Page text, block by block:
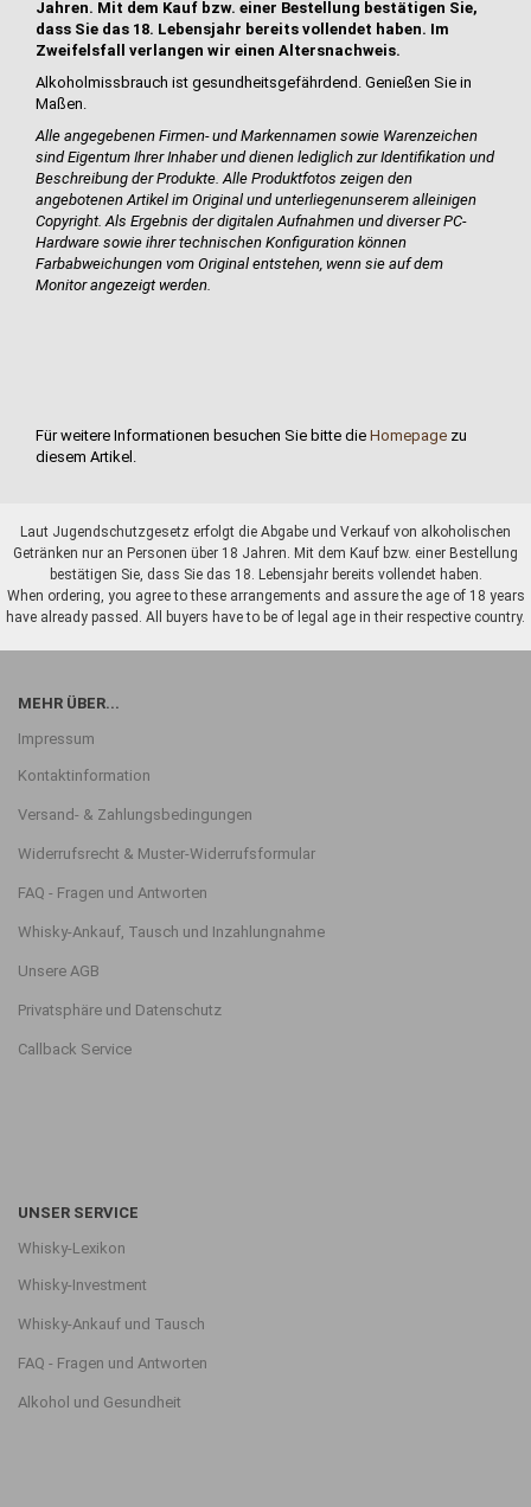
Jahren. Mit dem Kauf bzw. einer Bestellung bestätigen Sie,
dass Sie das 18. Lebensjahr bereits vollendet haben. Im
Zweifelsfall verlangen wir einen Altersnachweis.
Alkoholmissbrauch ist gesundheitsgefährdend. Genießen Sie in
Maßen.
Alle angegebenen Firmen- und Markennamen sowie Warenzeichen
sind Eigentum Ihrer Inhaber und dienen lediglich zur Identifikation und
Beschreibung der Produkte.Alle Produktfotos zeigen den
angebotenen Artikel im Original und unterliegenunserem alleinigen
Copyright. Als Ergebnis der digitalen Aufnahmen und diverser PC-
Hardware sowie ihrer technischen Konfiguration können
Farbabweichungen vom Original entstehen, wenn sie auf dem
Monitor angezeigt werden.
Für weitere Informationen besuchen Sie bitte die Homepage zu
diesem Artikel.
Laut Jugendschutzgesetz erfolgt die Abgabe und Verkauf von alkoholischen
Getränken nur an Personen über 18 Jahren. Mit dem Kauf bzw. einer Bestellung
bestätigen Sie, dass Sie das 18. Lebensjahr bereits vollendet haben.
When ordering, you agree to these arrangements and assure the age of 18 years
have already passed. All buyers have to be of legal age in their respective country.
MEHR ÜBER...
Impressum
Kontaktinformation
Versand- & Zahlungsbedingungen
Widerrufsrecht & Muster-Widerrufsformular
FAQ - Fragen und Antworten
Whisky-Ankauf, Tausch und Inzahlungnahme
Unsere AGB
Privatsphäre und Datenschutz
Callback Service
UNSER SERVICE
Whisky-Lexikon
Whisky-Investment
Whisky-Ankauf und Tausch
FAQ - Fragen und Antworten
Alkohol und Gesundheit